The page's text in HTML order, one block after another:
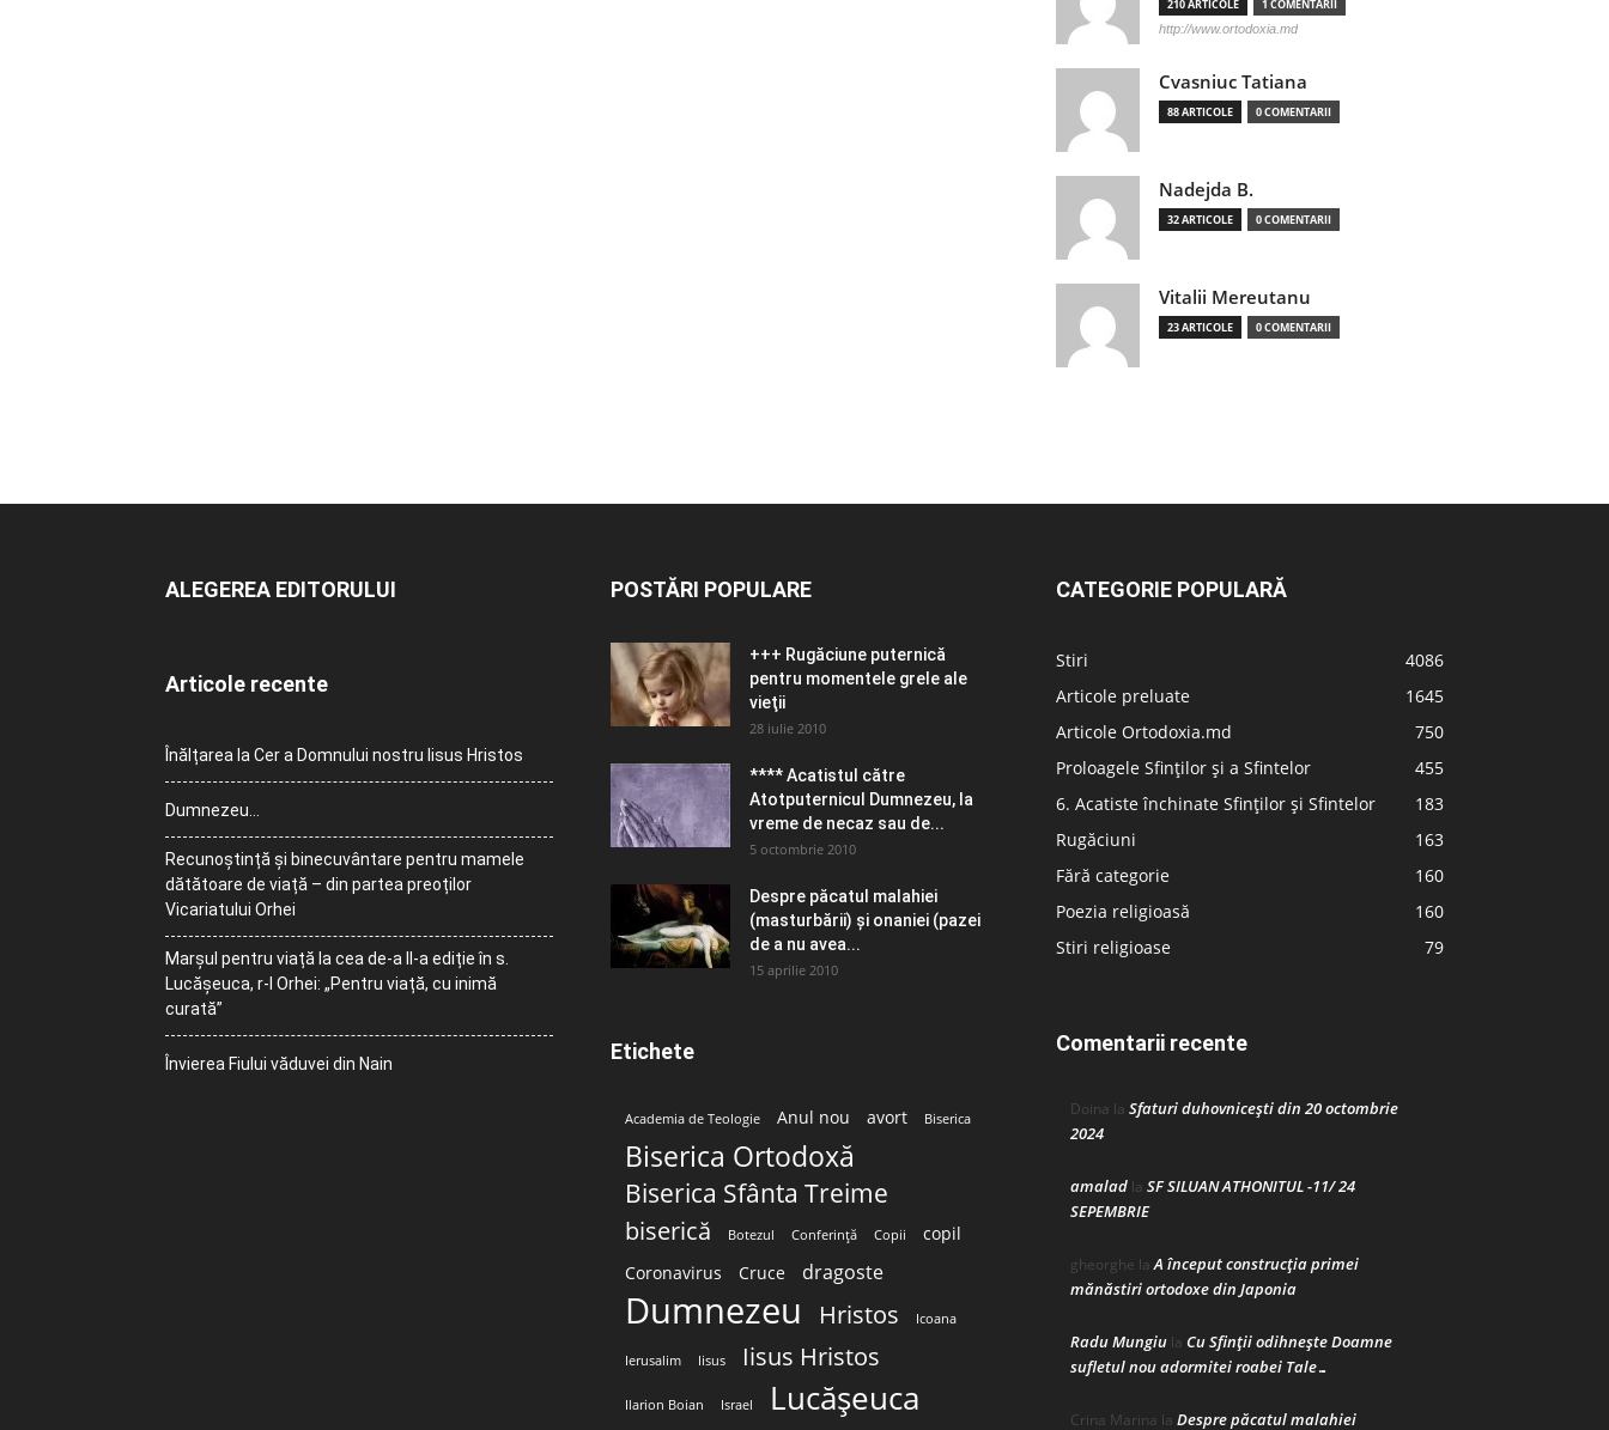
210 ARTICOLE 1 COMENTARII
http://www.ortodoxia.md
Cvasniuc Tatiana
88 ARTICOLE 0 COMENTARII
Nadejda B.
32 ARTICOLE 0 COMENTARII
Vitalii Mereutanu
23 ARTICOLE 0 COMENTARII
ALEGEREA EDITORULUI
Articole recente
Înălțarea la Cer a Domnului nostru Iisus Hristos
Dumnezeu…
Recunoștință și binecuvântare pentru mamele
dătătoare de viață – din partea preoților
Vicariatului Orhei
Marșul pentru viață la cea de-a II-a ediție în s.
Lucășeuca, r-l Orhei: „Pentru viață, cu inimă
curată”
Învierea Fiului văduvei din Nain
POSTĂRI POPULARE
+++ Rugăciune puternică
pentru momentele grele ale
vieţii
28 iulie 2010
**** Acatistul către
Atotputernicul Dumnezeu, la
vreme de necaz sau de...
5 octombrie 2010
Despre păcatul malahiei
(masturbării) şi onaniei (pazei
de a nu avea...
15 aprilie 2010
Etichete
Academia de Teologie Anul nou avort Biserica
Biserica Ortodoxă
Biserica Sfânta Treime
biserică Botezul Conferință Copii
copil
Coronavirus
Cruce dragoste
Dumnezeu Hristos Icoana
Ierusalim Iisus Iisus Hristos
Ilarion Boian Israel Lucășeuca
CATEGORIE POPULARĂ
Stiri
4086
Articole preluate
1645
Articole Ortodoxia.md
750
Proloagele Sfinților și a Sfintelor
455
6. Acatiste închinate Sfinților și Sfintelor
183
Rugăciuni
163
Fără categorie
160
Poezia religioasă
160
Stiri religioase
79
Comentarii recente
Doina la Sfaturi duhovnicești din 20 octombrie
2024
amalad la SF SILUAN ATHONITUL -11/ 24
SEPEMBRIE
gheorghe laA început construcţia primei
mănăstiri ortodoxe din Japonia
Radu Mungiu la Cu Sfinții odihnește Doamne
sufletul nou adormitei roabei Tale…
Crina Marina la Despre păcatul malahiei